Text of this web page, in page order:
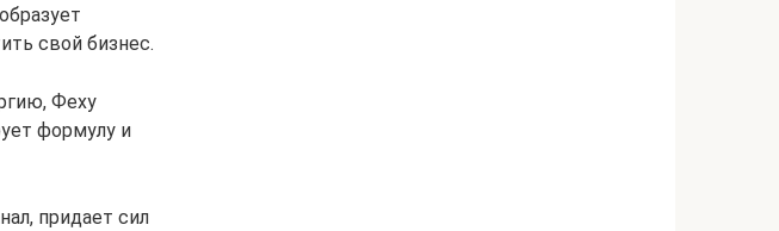
свой бизнес.
Феху
формулу и
придает сил